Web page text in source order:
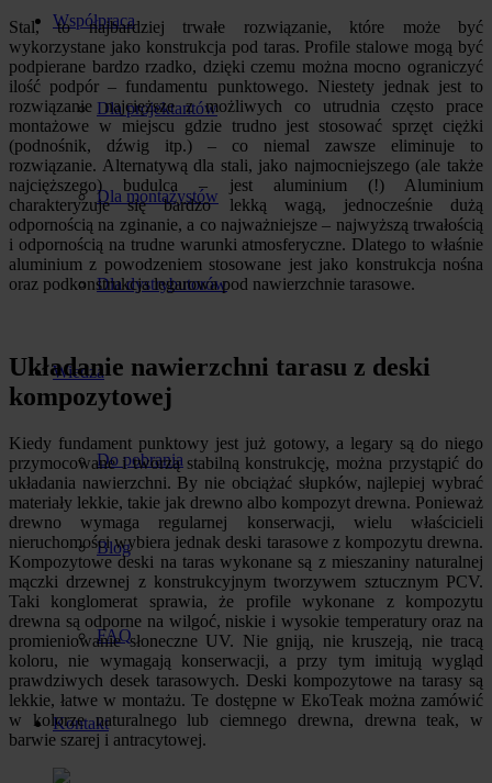
Współpraca
Dla projektantów
Dla montażystów
Dla dystrybutorów
Wiedza
Do pobrania
Blog
FAQ
Kontakt
Stal, to najbardziej trwałe rozwiązanie, które może być
wykorzystane jako konstrukcja pod taras. Profile stalowe mogą być
podpierane bardzo rzadko, dzięki czemu można mocno ograniczyć
ilość podpór – fundamentu punktowego. Niestety jednak jest to
rozwiązanie najcięższe z możliwych co utrudnia często prace
montażowe w miejscu gdzie trudno jest stosować sprzęt ciężki
(podnośnik, dźwig itp.) – co niemal zawsze eliminuje to
rozwiązanie. Alternatywą dla stali, jako najmocniejszego (ale także
najcięższego) budulca – jest aluminium (!) Aluminium
charakteryzuje się bardzo lekką wagą, jednocześnie dużą
odpornością na zginanie, a co najważniejsze – najwyższą trwałością
i odpornością na trudne warunki atmosferyczne. Dlatego to właśnie
aluminium z powodzeniem stosowane jest jako konstrukcja nośna
oraz podkonstrukcja legarowa pod nawierzchnie tarasowe.
Układanie nawierzchni tarasu z deski
kompozytowej
Kiedy fundament punktowy jest już gotowy, a legary są do niego
przymocowane i tworzą stabilną konstrukcję, można przystąpić do
układania nawierzchni. By nie obciążać słupków, najlepiej wybrać
materiały lekkie, takie jak drewno albo kompozyt drewna. Ponieważ
drewno wymaga regularnej konserwacji, wielu właścicieli
nieruchomości wybiera jednak deski tarasowe z kompozytu drewna.
Kompozytowe deski na taras wykonane są z mieszaniny naturalnej
mączki drzewnej z konstrukcyjnym tworzywem sztucznym PCV.
Taki konglomerat sprawia, że profile wykonane z kompozytu
drewna są odporne na wilgoć, niskie i wysokie temperatury oraz na
promieniowanie słoneczne UV. Nie gniją, nie kruszeją, nie tracą
koloru, nie wymagają konserwacji, a przy tym imitują wygląd
prawdziwych desek tarasowych. Deski kompozytowe na tarasy są
lekkie, łatwe w montażu. Te dostępne w EkoTeak można zamówić
w kolorze naturalnego lub ciemnego drewna, drewna teak, w
barwie szarej i antracytowej.